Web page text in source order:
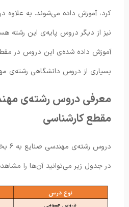
کرد، آموزش داده می‌شوند. به علاوه
نیز از دیگر دروس پایه‌ی این رشته
آموزش داده شده‌ی این دروس در
بسیاری از دروس دانشگاهی رشته‌ی
معرفی دروس‌ رشته‌ی
مقطع کارشناسی
در جدول زیر می‌توانید آن‌ها را